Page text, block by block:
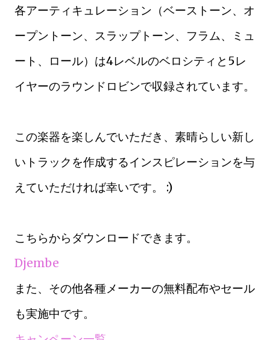
各アーティキュレーション（ベーストーン、オ
ープントーン、スラップトーン、フラム、ミュ
ート、ロール）は4レベルのベロシティと5レ
イヤーのラウンドロビンで収録されています。
この楽器を楽しんでいただき、素晴らしい新し
いトラックを作成するインスピレーションを与
えていただければ幸いです。 :)
こちらからダウンロードできます。
Djembe
また、その他各種メーカーの無料配布やセール
も実施中です。